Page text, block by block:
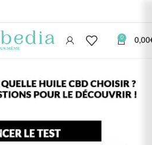
0 0,00